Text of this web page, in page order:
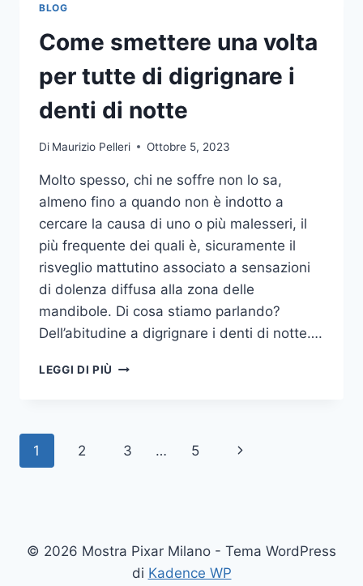
BLOG
Come smettere una volta
per tutte di digrignare i
denti di notte
Di Maurizio Pelleri Ottobre 5, 2023
Molto spesso, chi ne soffre non lo sa,
almeno fino a quando non è indotto a
cercare la causa di uno o più malesseri, il
più frequente dei quali è, sicuramente il
risveglio mattutino associato a sensazioni
di dolenza diffusa alla zona delle
mandibole. Di cosa stiamo parlando?
Dell’abitudine a digrignare i denti di notte….
LEGGI DI PIÙ COME
TUTTE
NOTTE
Navigazione
1 2 3 … 5
Pagina
© 2026 Mostra Pixar Milano - Tema WordPress
di Kadence WP